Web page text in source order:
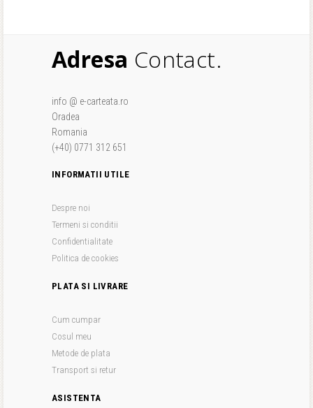
Adresa Contact.
info @ e-carteata.ro
Oradea
Romania
(+40) 0771 312 651
INFORMATII UTILE
Despre noi
Termeni si conditii
Confidentialitate
Politica de cookies
PLATA SI LIVRARE
Cum cumpar
Cosul meu
Metode de plata
Transport si retur
ASISTENTA